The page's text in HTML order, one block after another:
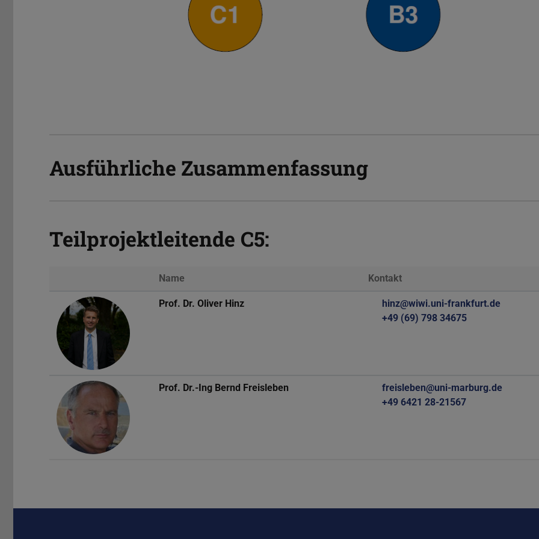
Ausführliche Zusammenfassung
Teilprojektleitende C5:
Name Kontakt
Prof. Dr. Oliver Hinz
hinz@wiwi.uni-frankfurt.de
+49 (69) 798 34675
Prof. Dr.-Ing Bernd Freisleben
freisleben@uni-marburg.de
+49 6421 28-21567